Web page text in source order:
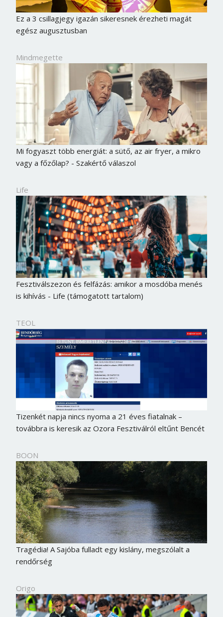
Ez a 3 csillagjegy igazán sikeresnek érezheti magát
egész augusztusban
Mindmegette
Mi fogyaszt több energiát: a sütő, az air fryer, a mikro
vagy a főzőlap? - Szakértő válaszol
Life
Fesztiválszezon és felfázás: amikor a mosdóba menés
is kihívás - Life (támogatott tartalom)
TEOL
Tizenkét napja nincs nyoma a 21 éves fiatalnak –
továbbra is keresik az Ozora Fesztiválról eltűnt Bencét
BOON
Tragédia! A Sajóba fulladt egy kislány, megszólalt a
rendőrség
Origo
Borsonline bejelentkezés
E-mail cím vagy felhasználónév